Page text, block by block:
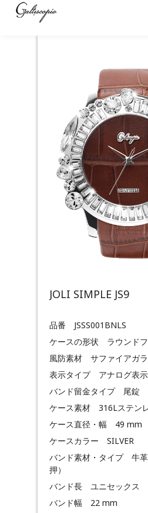
JOLI SIMPLE JS9
品番 JSSS001BNLS
ケースの形状 ラウンド
風防素材 サファイアガ
表示タイプ アナログ表示
バンド留金タイプ 尾錠
ケース素材 316Lステン
ケース直径・幅 49 mm
ケースカラー SILVER
バンド素材・タイプ 牛
押）
バンド長 ユニセックス
バンド幅 22 mm